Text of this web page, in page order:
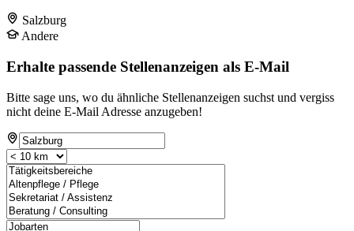
Salzburg
Andere
Erhalte passende Stellenanzeigen als E-Mail
Bitte sage uns, wo du ähnliche Stellenanzeigen suchst und vergiss
nicht deine E-Mail Adresse anzugeben!